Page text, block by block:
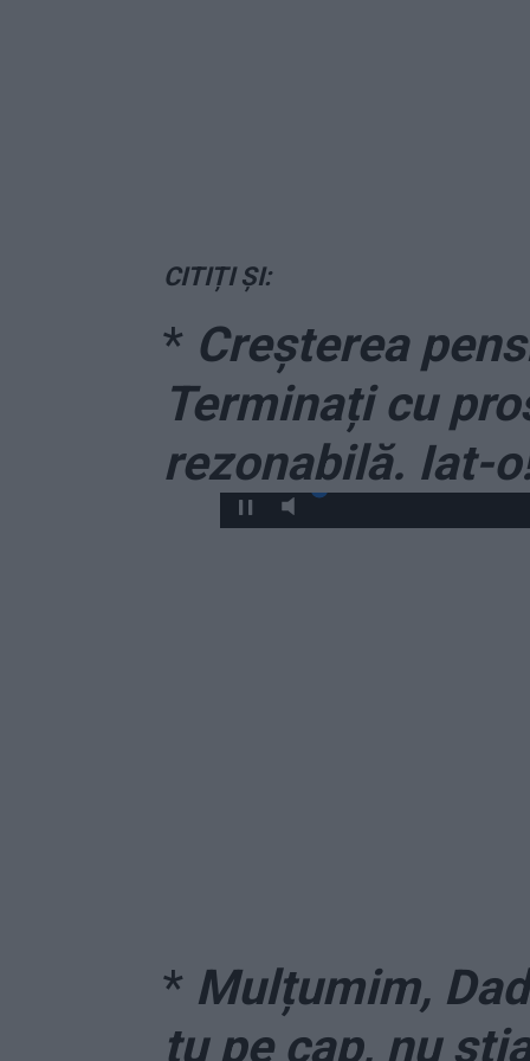
CITIȚI ȘI:
* Creșterea
Terminați cu
rezonabilă. Iat-
* Mulțumim,
tu pe cap, nu